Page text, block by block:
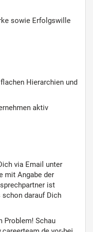
sowie Erfolgswille
Hierarchien und
aktiv
via Email unter
mit Angabe der
ist
schon darauf Dich
Problem! Schau